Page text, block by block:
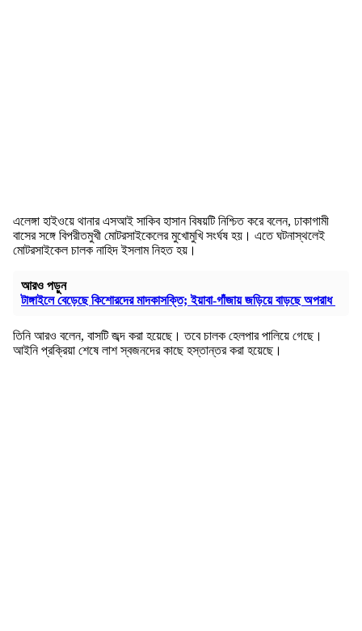
এলেঙ্গা হাইওয়ে থানার এসআই সাকিব হাসান বিষয়টি নিশ্চিত করে বলেন, ঢাকাগামী
বাসের সঙ্গে বিপরীতমুখী মোটরসাইকেলের মুখোমুখি সংর্ঘষ হয়। এতে ঘটনাস্থলেই
মোটরসাইকেল চালক নাহিদ ইসলাম নিহত হয়।
আরও পড়ুন
টাঙ্গাইলে বেড়েছে কিশোরদের মাদকাসক্তি; ইয়াবা-গাঁজায় জড়িয়ে বাড়ছে অপরাধ
তিনি আরও বলেন, বাসটি জব্দ করা হয়েছে। তবে চালক হেলপার পালিয়ে গেছে।
আইনি প্রক্রিয়া শেষে লাশ স্বজনদের কাছে হস্তান্তর করা হয়েছে।